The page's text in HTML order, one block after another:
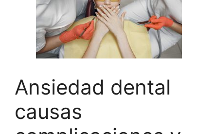
Ansiedad dental
causas